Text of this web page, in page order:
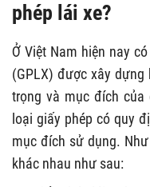
phép lái xe?
Ở Việt Nam hiện nay
(GPLX) được xây
trọng và mục đích
loại giấy phép có quy
mục đích sử dụng.
khác nhau như sau: